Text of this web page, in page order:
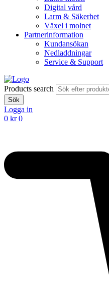
Digital vård
Larm & Säkerhet
Växel i molnet
Partnerinformation
Kundansökan
Nedladdningar
Service & Support
Products search
Sök
Logga in
0 kr 0